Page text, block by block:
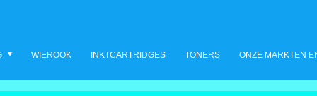
WIEROOK INKTCARTRIDGES TONERS ONZE MARKTEN